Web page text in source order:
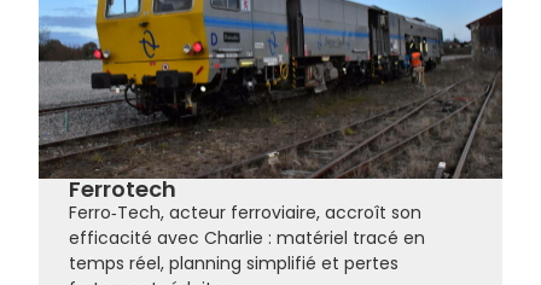
Ferrotech
Ferro‑Tech, acteur ferroviaire, accroît son
efficacité avec Charlie : matériel tracé en
temps réel, planning simplifié et pertes